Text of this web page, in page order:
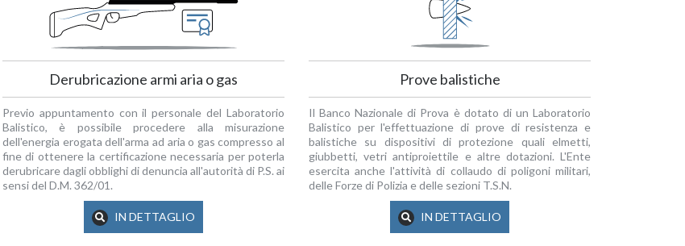
Derubricazione armi aria o gas
Previo appuntamento con il personale del Laboratorio
Balistico, è possibile procedere alla misurazione
dell'energia erogata dell'arma ad aria o gas compresso al
fine di ottenere la certificazione necessaria per poterla
derubricare dagli obblighi di denuncia all'autorità di P.S. ai
sensi del D.M. 362/01.
IN DETTAGLIO
Prove balistiche
Il Banco Nazionale di Prova è dotato di un Laboratorio
Balistico per l'effettuazione di prove di resistenza e
balistiche su dispositivi di protezione quali elmetti,
giubbetti, vetri antiproiettile e altre dotazioni. L'Ente
esercita anche l'attività di collaudo di poligoni militari,
delle Forze di Polizia e delle sezioni T.S.N.
IN DETTAGLIO